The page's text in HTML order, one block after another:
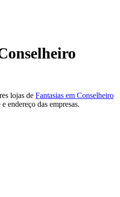
lojas de Fantasias em Conselheiro
endereço das empresas.